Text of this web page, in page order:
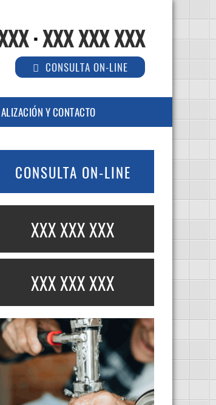
·XXX XXX XXX
CONSULTA ON-LINE
Y CONTACTO
CONSULTA ON-LINE
XXX XXX XXX
XXX XXX XXX